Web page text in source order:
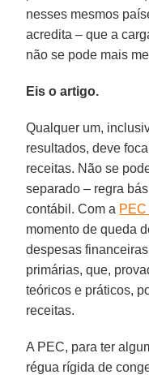
nesses mesmos
acredita – que a
não se pode mais
Eis o artigo.
Qualquer um,
resultados, deve
receitas. Não se
separado – regra
contábil. Com a
momento de queda
despesas
primárias, que,
teóricos e práticos,
receitas.
A PEC, para ter
régua rígida de